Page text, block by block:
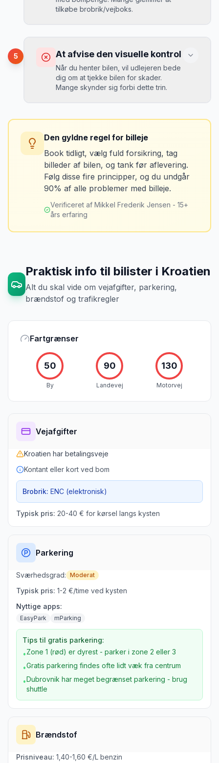
kr. i selvrisiko. Siden har jeg altid
Løsning
tilkøbe brobrik/vejboks.
Du risikerer at køre forkert for at undgå
bomveje, eller at betale med kontanter
ved hver bom (langsommere og dyrere).
uge og sparer tid og besvær.
5 At afvise den visuelle kontrol
Når du henter bilen, vil udlejeren bede
dig om at tjekke bilen for skader.
Mange skynder sig forbi dette trin.
var der før du fik bilen.
Tag billeder af ALLE ridser, buler og
skader - selv de mindste. Tag også
billeder af kilometerstanden og
brændstofmåleren.
vinkler ved afhentning. Det har reddet
mig fra falske skadeskrav to gange.”
Den gyldne regel for billeje
Book tidligt, vælg fuld forsikring, tag
billeder af bilen, og tank før aflevering.
Følg disse fire principper, og du undgår
90% af alle problemer med billeje.
Verificeret af Mikkel Frederik Jensen - 15+
års erfaring
Praktisk info til bilister i Kroatien
Alt du skal vide om vejafgifter, parkering,
brændstof og trafikregler
Fartgrænser
50
By
90
Landevej
130
Motorvej
Vejafgifter
Kroatien har betalingsveje
Kontant eller kort ved bom
Brobrik: ENC (elektronisk)
Typisk pris: 20-40 € for kørsel langs kysten
Parkering
Sværhedsgrad: Moderat
Typisk pris: 1-2 €/time ved kysten
Nyttige apps:
EasyPark mParking
Tips til gratis parkering:
•Zone 1 (rød) er dyrest - parker i zone 2 eller 3
•Gratis parkering findes ofte lidt væk fra centrum
•Dubrovnik har meget begrænset parkering - brug
shuttle
Brændstof
Prisniveau: 1,40-1,60 €/L benzin